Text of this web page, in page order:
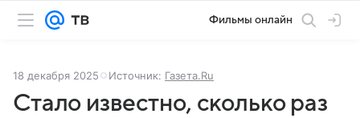
Фильмы онлайн
18 декабря 2025 Источник: Газета.Ru
Стало известно, сколько раз